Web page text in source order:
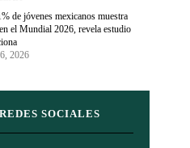
de jóvenes mexicanos muestra
el Mundial 2026, revela estudio
2026
SOCIALES